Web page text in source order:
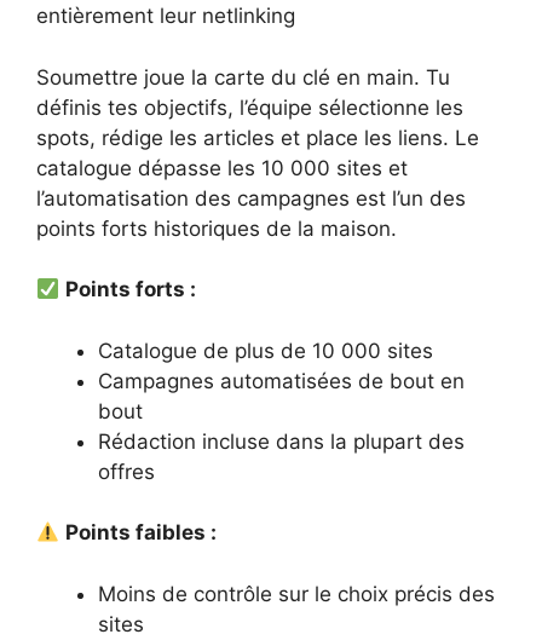
entièrement leur netlinking
Soumettre joue la carte du clé en main. Tu
définis tes objectifs, l’équipe sélectionne les
spots, rédige les articles et place les liens. Le
catalogue dépasse les 10 000 sites et
l’automatisation des campagnes est l’un des
points forts historiques de la maison.
Points forts :
Catalogue de plus de 10 000 sites
Campagnes automatisées de bout en
bout
Rédaction incluse dans la plupart des
offres
Points faibles :
Moins de contrôle sur le choix précis des
sites